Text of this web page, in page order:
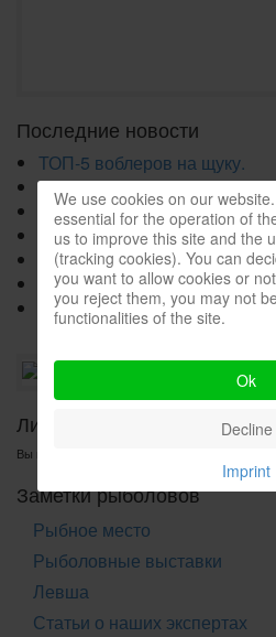
Последние новости
ТОП-5 воблеров на щуку.
Мои уловистые воблеры на
ТОП-3 приманки на щуку.
Как ловить в корягах.
Международное
Международное
Как сделать Джигголовку
Личные сообщения.
Вы не авторизованы.
Заметки рыболовов
Рыбное место
Рыболовные выставки
Левша
Статьи о наших экспертах
We use cookies on our
essential for the operation of
us to improve this site and the
(tracking cookies). You can
you want to allow cookies or
you reject them, you may not
functionalities of the site.
Ok
Decline
Imprint